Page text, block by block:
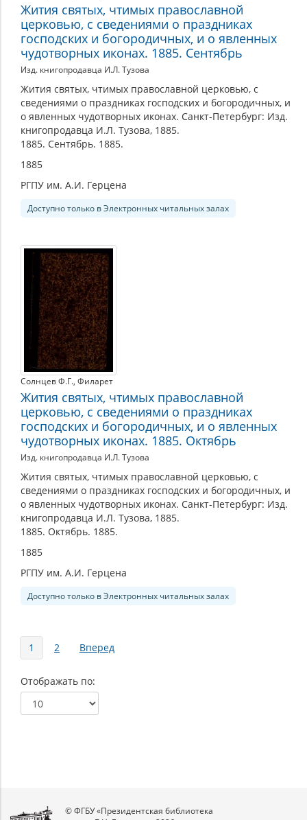
Жития святых, чтимых православной
церковью, с сведениями о праздниках
господских и богородичных, и о явленных
чудотворных иконах. 1885. Сентябрь
Изд. книгопродавца И.Л. Тузова
Жития святых, чтимых православной церковью, с
сведениями о праздниках господских и богородичных, и
о явленных чудотворных иконах. Санкт-Петербург: Изд.
книгопродавца И.Л. Тузова, 1885.
1885. Сентябрь. 1885.
1885
РГПУ им. А.И. Герцена
Доступно только в Электронных читальных залах
Солнцев Ф.Г., Филарет
Жития святых, чтимых православной
церковью, с сведениями о праздниках
господских и богородичных, и о явленных
чудотворных иконах. 1885. Октябрь
Изд. книгопродавца И.Л. Тузова
Жития святых, чтимых православной церковью, с
сведениями о праздниках господских и богородичных, и
о явленных чудотворных иконах. Санкт-Петербург: Изд.
книгопродавца И.Л. Тузова, 1885.
1885. Октябрь. 1885.
1885
РГПУ им. А.И. Герцена
Доступно только в Электронных читальных залах
Страницы
1 2 Вперед
Отображать по
© ФГБУ «Президентская библиотека